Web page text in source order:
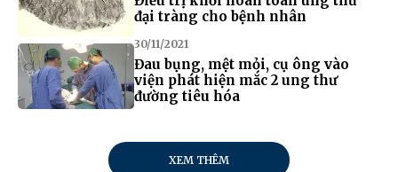
đại tràng cho bệnh nhân
30/11/2021
Đau bụng, mệt mỏi, cụ ông vào
viện phát hiện mắc 2 ung thư
đường tiêu hóa
XEM THÊM